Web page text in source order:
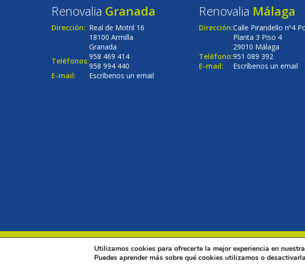
Renovalia Granada
Dirección: Real de Motril 16
18100 Armilla
Granada
Teléfonos:958 469 414
958 994 440
E-mail:
Escríbenos un email
Renovalia Málaga
Dirección:Calle Pirandello nº4
Planta 3 Piso 4
29010 Málaga
Teléfono:951 089 392
E-mail:
Escríbenos un email
© Copyright 2016Renovalia Inmobiliaria . Todos los derechos reservados.
Utilizamos cookies para ofrecerte la mejor experiencia en
Puedes aprender más sobre qué cookies utilizamos o